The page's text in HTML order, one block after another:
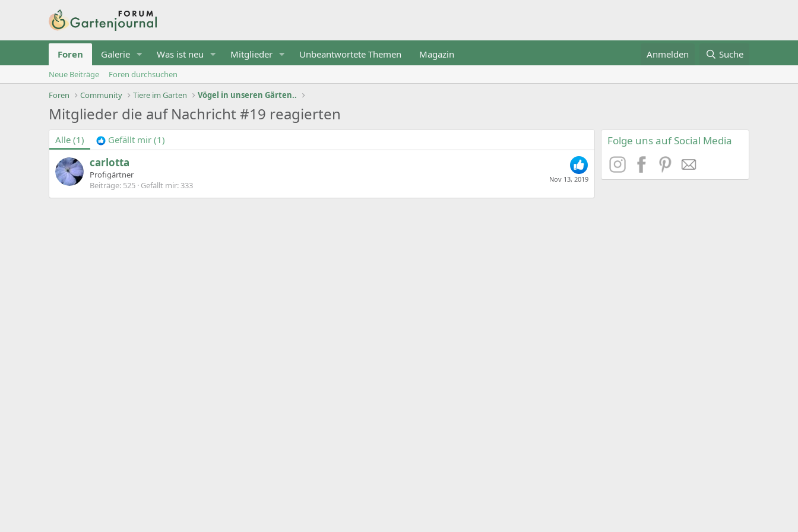
Foren Galerie Was ist neu Mitglieder Unbeantwortete Themen Magazin Anmelden Suche
Neue Beiträge
Foren durchsuchen
Foren
Community Tiere im Garten Vögel in unseren Gärten..
Mitglieder die auf Nachricht #19 reagierten
Alle (1) Gefällt mir (1)
Nov 13, 2019
carlotta
Profigärtner
Beiträge 525 Gefällt mir 333
Folge uns auf Social Media